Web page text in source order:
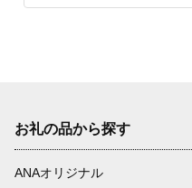
お礼の品から探す
ANAオリジナル